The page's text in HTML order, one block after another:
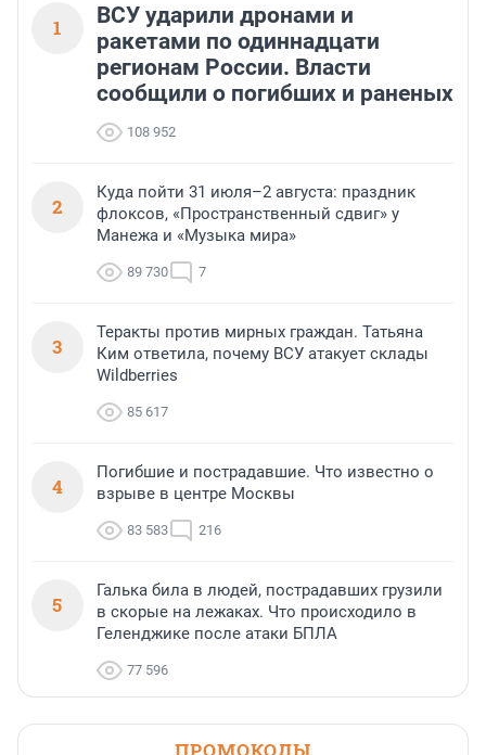
1
ВСУ ударили дронами и
ракетами по одиннадцати
регионам России. Власти
сообщили о погибших и раненых
108 952
2
Куда пойти 31 июля–2 августа: праздник
флоксов, «Пространственный сдвиг» у
Манежа и «Музыка мира»
89 730 7
3
Теракты против мирных граждан. Татьяна
Ким ответила, почему ВСУ атакует склады
Wildberries
85 617
4
Погибшие и пострадавшие. Что известно о
взрыве в центре Москвы
83 583 216
5
Галька била в людей, пострадавших грузили
в скорые на лежаках. Что происходило в
Геленджике после атаки БПЛА
77 596
ПРОМОКОДЫ